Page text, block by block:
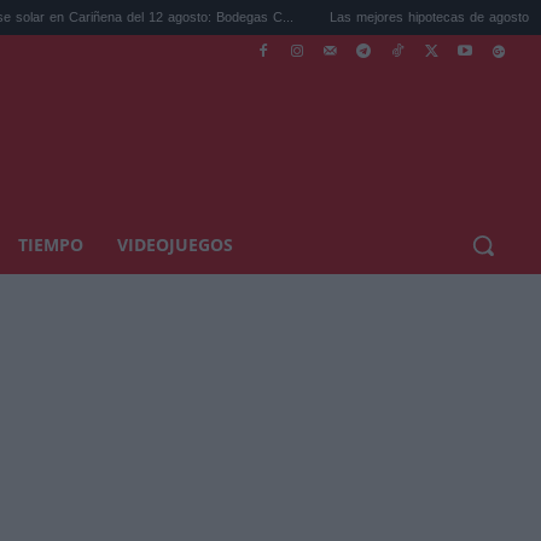
del 12 agosto: Bodegas C... Las mejores hipotecas de agosto: el TAE más
TIEMPO VIDEOJUEGOS